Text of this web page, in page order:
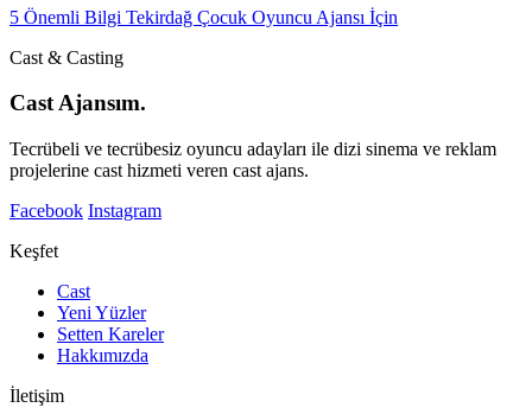
5 Önemli Bilgi Tekirdağ Çocuk Oyuncu Ajansı İçin
Cast & Casting
Cast Ajansım.
Tecrübeli ve tecrübesiz oyuncu adayları ile dizi sinema ve reklam
projelerine cast hizmeti veren cast ajans.
Facebook Instagram
Keşfet
Cast
Yeni Yüzler
Setten Kareler
Hakkımızda
İletişim